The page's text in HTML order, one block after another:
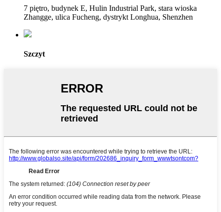
7 piętro, budynek E, Hulin Industrial Park, stara wioska
Zhangge, ulica Fucheng, dystrykt Longhua, Shenzhen
Szczyt